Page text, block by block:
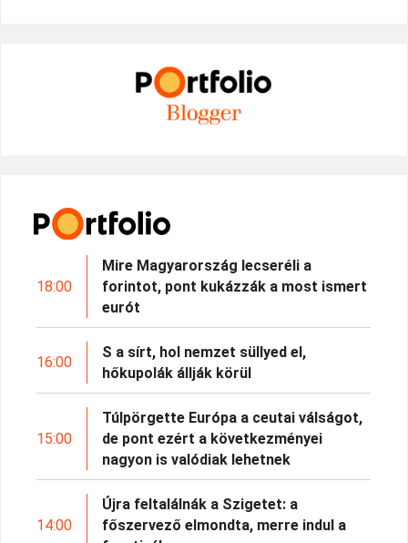
18:00
Mire Magyarország lecseréli a
forintot, pont kukázzák a most ismert
eurót
16:00
S a sírt, hol nemzet süllyed el,
hőkupolák állják körül
15:00
Túlpörgette Európa a ceutai válságot,
de pont ezért a következményei
nagyon is valódiak lehetnek
14:00
Újra feltalálnák a Szigetet: a
főszervező elmondta, merre indul a